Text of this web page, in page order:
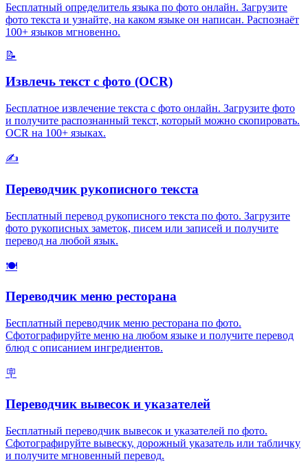
Бесплатный определитель языка по фото онлайн. Загрузите
фото текста и узнайте, на каком языке он написан. Распознаёт
100+ языков мгновенно.
📝
Извлечь текст с фото (OCR)
Бесплатное извлечение текста с фото онлайн. Загрузите фото
и получите распознанный текст, который можно скопировать.
OCR на 100+ языках.
✍️
Переводчик рукописного текста
Бесплатный перевод рукописного текста по фото. Загрузите
фото рукописных заметок, писем или записей и получите
перевод на любой язык.
🍽️
Переводчик меню ресторана
Бесплатный переводчик меню ресторана по фото.
Сфотографируйте меню на любом языке и получите перевод
блюд с описанием ингредиентов.
🪧
Переводчик вывесок и указателей
Бесплатный переводчик вывесок и указателей по фото.
Сфотографируйте вывеску, дорожный указатель или табличку
и получите мгновенный перевод.